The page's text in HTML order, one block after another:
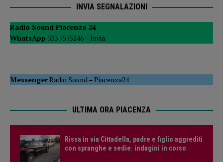
INVIA SEGNALAZIONI
Radio Sound Piacenza 24
WhatsApp 333 7575246 – Invia
MessengerRadio Sound –Piacenza24
ULTIMA ORA PIACENZA
Rissa in via Cittadella, padre e figlio aggrediti
con spranghe e sedie: indagini in corso